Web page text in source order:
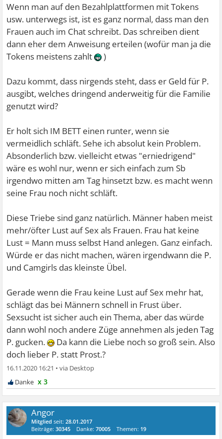
Wenn man auf den Bezahlplattformen mit Tokens
usw. unterwegs ist, ist es ganz normal, dass man den
Frauen auch im Chat schreibt. Das schreiben dient
dann eher dem Anweisung erteilen (wofür man ja die
Tokens meistens zahlt
)
Dazu kommt, dass nirgends steht, dass er Geld für P.
ausgibt, welches dringend anderweitig für die Familie
genutzt wird?
Er holt sich IM BETT einen runter, wenn sie
vermeidlich schläft. Sehe ich absolut kein Problem.
Absonderlich bzw. vielleicht etwas "erniedrigend"
wäre es wohl nur, wenn er sich einfach zum Sb
irgendwo mitten am Tag hinsetzt bzw. es macht wenn
seine Frau noch nicht schläft.
Diese Triebe sind ganz natürlich. Männer haben meist
mehr/öfter Lust auf Sex als Frauen. Frau hat keine
Lust = Mann muss selbst Hand anlegen. Ganz einfach.
Würde er das nicht machen, wären irgendwann die P.
und Camgirls das kleinste Übel.
Gerade wenn die Frau keine Lust auf Sex mehr hat,
schlägt das bei Männern schnell in Frust über.
Sexsucht ist sicher auch ein Thema, aber das würde
dann wohl noch andere Züge annehmen als jeden Tag
P. gucken.
Da kann die Liebe noch so groß sein. Also
doch lieber P. statt Prost.?
16.11.2020 16:21 •
x 3
Angor
Mitglied seit:28.01.2017
Beiträge:30345 Danke:70005 Themen: 19